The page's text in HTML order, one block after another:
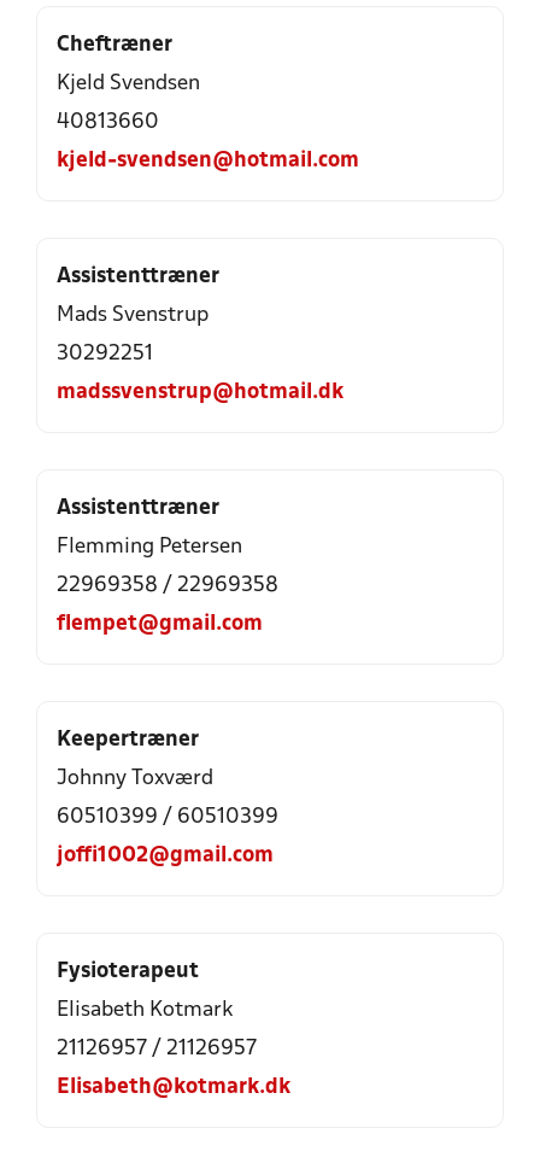
Cheftræner
Kjeld Svendsen
40813660
kjeld-svendsen@hotmail.com
Assistenttræner
Mads Svenstrup
30292251
madssvenstrup@hotmail.dk
Assistenttræner
Flemming Petersen
22969358 / 22969358
flempet@gmail.com
Keepertræner
Johnny Toxværd
60510399 / 60510399
joffi1002@gmail.com
Fysioterapeut
Elisabeth Kotmark
21126957 / 21126957
Elisabeth@kotmark.dk